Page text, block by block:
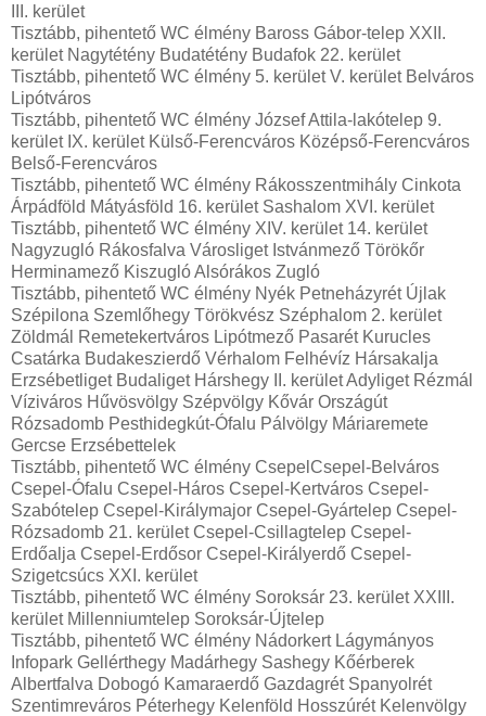
III. kerület
Tisztább, pihentető WC élmény Baross Gábor-telep XXII.
kerület Nagytétény Budatétény Budafok 22. kerület
Tisztább, pihentető WC élmény 5. kerület V. kerület Belváros
Lipótváros
Tisztább, pihentető WC élmény József Attila-lakótelep 9.
kerület IX. kerület Külső-Ferencváros Középső-Ferencváros
Belső-Ferencváros
Tisztább, pihentető WC élmény Rákosszentmihály Cinkota
Árpádföld Mátyásföld 16. kerület Sashalom XVI. kerület
Tisztább, pihentető WC élmény XIV. kerület 14. kerület
Nagyzugló Rákosfalva Városliget Istvánmező Törökőr
Herminamező Kiszugló Alsórákos Zugló
Tisztább, pihentető WC élmény Nyék Petneházyrét Újlak
Szépilona Szemlőhegy Törökvész Széphalom 2. kerület
Zöldmál Remetekertváros Lipótmező Pasarét Kurucles
Csatárka Budakeszierdő Vérhalom Felhévíz Hársakalja
Erzsébetliget Budaliget Hárshegy II. kerület Adyliget Rézmál
Víziváros Hűvösvölgy Szépvölgy Kővár Országút
Rózsadomb Pesthidegkút-Ófalu Pálvölgy Máriaremete
Gercse Erzsébettelek
Tisztább, pihentető WC élmény CsepelCsepel-Belváros
Csepel-Ófalu Csepel-Háros Csepel-Kertváros Csepel-
Szabótelep Csepel-Királymajor Csepel-Gyártelep Csepel-
Rózsadomb 21. kerület Csepel-Csillagtelep Csepel-
Erdőalja Csepel-Erdősor Csepel-Királyerdő Csepel-
Szigetcsúcs XXI. kerület
Tisztább, pihentető WC élmény Soroksár 23. kerület XXIII.
kerület Millenniumtelep Soroksár-Újtelep
Tisztább, pihentető WC élmény Nádorkert Lágymányos
Infopark Gellérthegy Madárhegy Sashegy Kőérberek
Albertfalva Dobogó Kamaraerdő Gazdagrét Spanyolrét
Szentimreváros Péterhegy Kelenföld Hosszúrét Kelenvölgy